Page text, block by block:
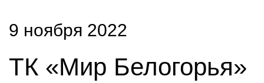
9 ноября 2022
ТК «Мир Белогорья»